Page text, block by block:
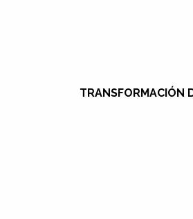
TRANSFORMACIÓN